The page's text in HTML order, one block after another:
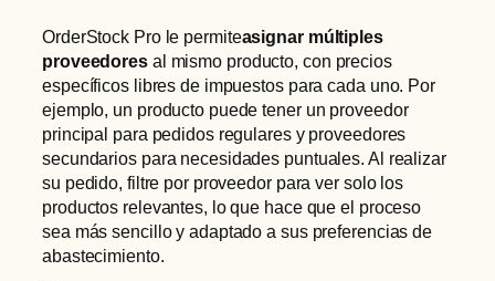
OrderStock Pro le permiteasignar múltiples
proveedoresal mismo producto, con precios
específicos libres de impuestos para cada uno. Por
ejemplo, un producto puede tener un proveedor
principal para pedidos regulares y proveedores
secundarios para necesidades puntuales. Al realizar
su pedido, filtre por proveedor para ver solo los
productos relevantes, lo que hace que el proceso
sea más sencillo y adaptado a sus preferencias de
abastecimiento.